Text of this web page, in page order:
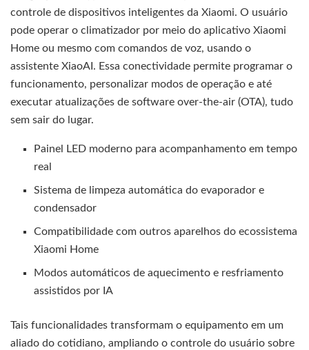
controle de dispositivos inteligentes da Xiaomi. O usuário
pode operar o climatizador por meio do aplicativo Xiaomi
Home ou mesmo com comandos de voz, usando o
assistente XiaoAI. Essa conectividade permite programar o
funcionamento, personalizar modos de operação e até
executar atualizações de software over-the-air (OTA), tudo
sem sair do lugar.
Painel LED moderno para acompanhamento em tempo
real
Sistema de limpeza automática do evaporador e
condensador
Compatibilidade com outros aparelhos do ecossistema
Xiaomi Home
Modos automáticos de aquecimento e resfriamento
assistidos por IA
Tais funcionalidades transformam o equipamento em um
aliado do cotidiano, ampliando o controle do usuário sobre